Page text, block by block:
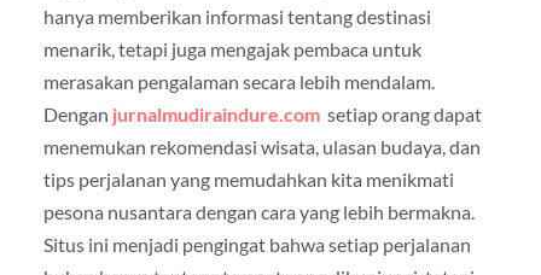
hanya memberikan informasi tentang destinasi
menarik, tetapi juga mengajak pembaca untuk
merasakan pengalaman secara lebih mendalam.
Dengan jurnalmudiraindure.comsetiap orang dapat
menemukan rekomendasi wisata, ulasan budaya, dan
tips perjalanan yang memudahkan kita menikmati
pesona nusantara dengan cara yang lebih bermakna.
Situs ini menjadi pengingat bahwa setiap perjalanan